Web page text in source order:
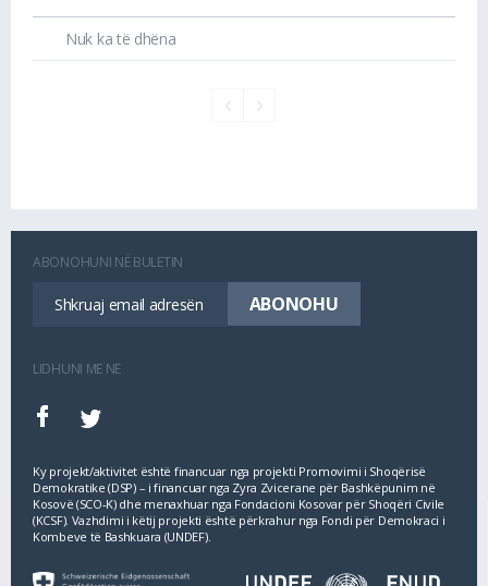
Nuk ka të dhëna
ABONOHUNI NË BULETIN
LIDHUNI ME NE
Ky projekt/aktivitet është financuar nga projekti Promovimi i Shoqërisë
Demokratike (DSP) – i financuar nga Zyra Zvicerane për Bashkëpunim në
Kosovë (SCO‐K) dhe menaxhuar nga Fondacioni Kosovar për Shoqëri Civile
(KCSF). Vazhdimi i këtij projekti është përkrahur nga Fondi për Demokraci i
Kombeve të Bashkuara (UNDEF).